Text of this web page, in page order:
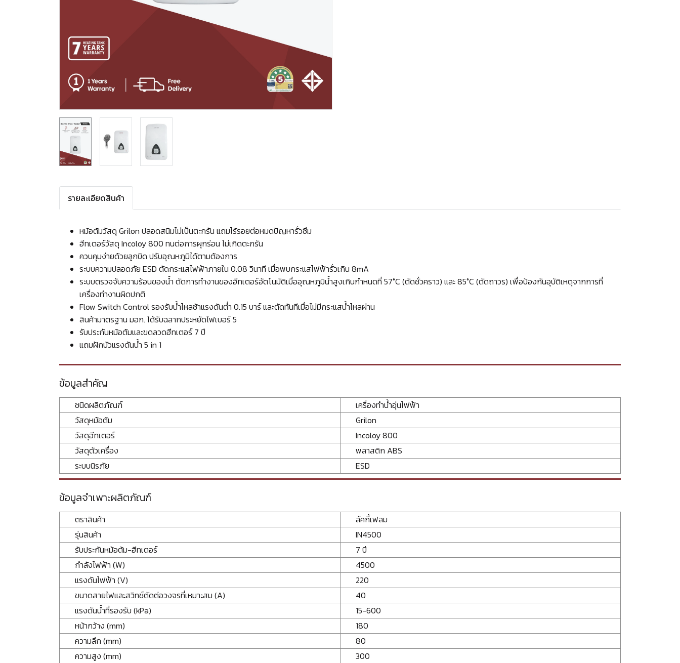
รายละเอียดสินค้า
หม้อต้มวัสดุ Grilon ปลอดสนิมไม่เป็นตะกรัน แถมไร้รอยต่อหมดปัญหารั่วซึม
ฮีทเตอร์วัสดุ Incoloy 800 ทนต่อการผุกร่อน ไม่เกิดตะกรัน
ควบคุมง่ายด้วยลูกบิด ปรับอุณหภูมิได้ตามต้องการ
ระบบความปลอดภัย ESD ตัดกระแสไฟฟ้าภายใน 0.08 วินาที เมื่อพบกระแสไฟฟ้ารั่วเกิน 8mA
ระบบตรวจจับความร้อนของน้ำ ตัดการทำงานของฮีทเตอร์อัตโนมัติเมื่ออุณหภูมิน้ำสูงเกินกำหนดที่ 57°C (ตัดชั่วคราว) และ 85°C (ตัดถาวร) เพื่อป้องกันอุบัติเหตุจากการที่
เครื่องทำงานผิดปกติ
Flow Switch Control รองรับน้ำไหลช้าแรงดันต่ำ 0.15 บาร์ และตัดทันทีเมื่อไม่มีกระแสน้ำไหลผ่าน
สินค้ามาตรฐาน มอก. ได้รับฉลากประหยัดไฟเบอร์ 5
รับประกันหม้อต้มและขดลวดฮีทเตอร์ 7 ปี
แถมฝักบัวแรงดันน้ำ 5 in 1
ข้อมูลสำคัญ
ชนิดผลิตภัณฑ์
เครื่องทำน้ำอุ่นไฟฟ้า
วัสดุหม้อต้ม
Grilon
วัสดุฮีทเตอร์
Incoloy 800
วัสดุตัวเครื่อง
พลาสติก ABS
ระบบนิรภัย
ESD
ข้อมูลจำเพาะผลิตภัณฑ์
ตราสินค้า
ลัคกี้เฟลม
รุ่นสินค้า
IN4500
รับประกันหม้อต้ม-ฮีทเตอร์
7 ปี
กำลังไฟฟ้า (W)
4500
แรงดันไฟฟ้า (V)
220
ขนาดสายไฟและสวิทช์ตัดต่อวงจรที่เหมาะสม (A)
40
แรงดันน้ำที่รองรับ (kPa)
15-600
หน้ากว้าง (mm)
180
ความลึก (mm)
80
ความสูง (mm)
300